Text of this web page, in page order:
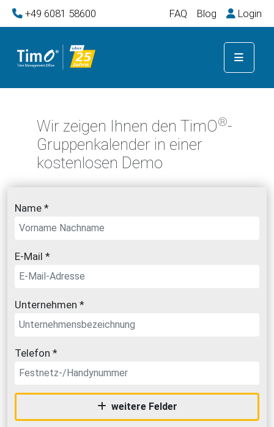
+49 6081 58600 FAQ Blog Login
Wir zeigen Ihnen den TimO®-
Gruppenkalender in einer
kostenlosen Demo
Name *
E-Mail *
Unternehmen *
Telefon *
weitere Felder